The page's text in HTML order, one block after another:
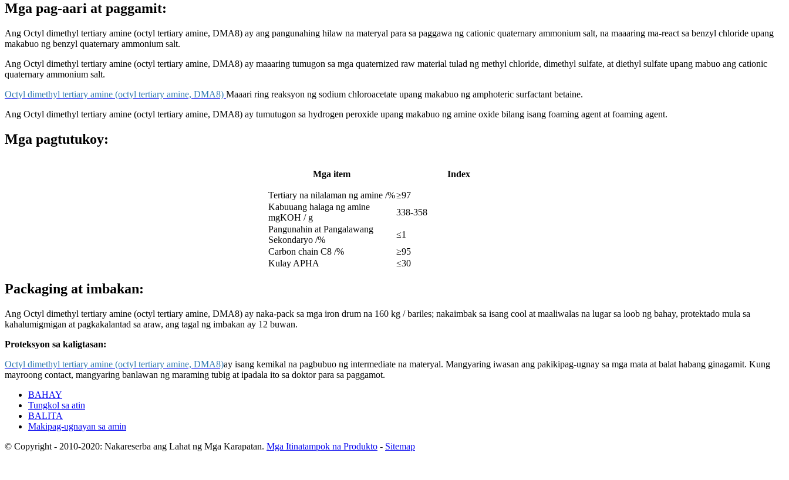
Mga pag-aari at paggamit:
Ang Octyl dimethyl tertiary amine (octyl tertiary amine, DMA8) ay ang pangunahing hilaw na materyal para sa paggawa ng cationic quaternary ammonium salt, na maaaring ma-react sa benzyl chloride upang
makabuo ng benzyl quaternary ammonium salt.
Ang Octyl dimethyl tertiary amine (octyl tertiary amine, DMA8) ay maaaring tumugon sa mga quaternized raw material tulad ng methyl chloride, dimethyl sulfate, at diethyl sulfate upang mabuo ang cationic
quaternary ammonium salt.
Octyl dimethyl tertiary amine (octyl tertiary amine, DMA8) Maaari ring reaksyon ng sodium chloroacetate upang makabuo ng amphoteric surfactant betaine.
Ang Octyl dimethyl tertiary amine (octyl tertiary amine, DMA8) ay tumutugon sa hydrogen peroxide upang makabuo ng amine oxide bilang isang foaming agent at foaming agent.
Mga pagtutukoy:
Mga item Index
Tertiary na nilalaman ng amine /%≥97
Kabuuang halaga ng amine
mgKOH / g
338-358
Pangunahin at Pangalawang
Sekondaryo /%
≤1
Carbon chain C8 /%
≥95
Kulay APHA
≤30
Packaging at imbakan:
Ang Octyl dimethyl tertiary amine (octyl tertiary amine, DMA8) ay naka-pack sa mga iron drum na 160 kg / bariles; nakaimbak sa isang cool at maaliwalas na lugar sa loob ng bahay, protektado mula sa
kahalumigmigan at pagkakalantad sa araw, ang tagal ng imbakan ay 12 buwan.
Proteksyon sa kaligtasan:
Octyl dimethyl tertiary amine (octyl tertiary amine, DMA8)ay isang kemikal na pagbubuo ng intermediate na materyal. Mangyaring iwasan ang pakikipag-ugnay sa mga mata at balat habang ginagamit. Kung
mayroong contact, mangyaring banlawan ng maraming tubig at ipadala ito sa doktor para sa paggamot.
BAHAY
Tungkol sa atin
BALITA
Makipag-ugnayan sa amin
© Copyright - 2010-2020: Nakareserba ang Lahat ng Mga Karapatan. Mga Itinatampok na Produkto - Sitemap